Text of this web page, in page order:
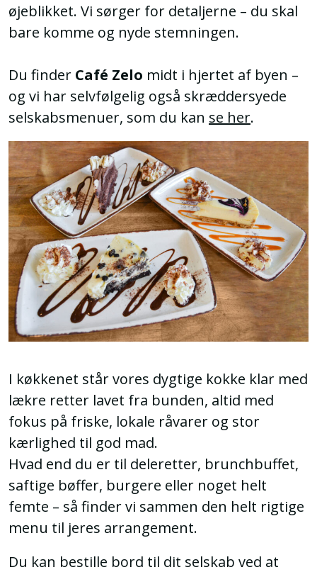
øjeblikket. Vi sørger for detaljerne – du skal
bare komme og nyde stemningen.
Du finder Café Zelo midt i hjertet af byen –
og vi har selvfølgelig også skræddersyede
selskabsmenuer, som du kan se her.
I køkkenet står vores dygtige kokke klar med
lækre retter lavet fra bunden, altid med
fokus på friske, lokale råvarer og stor
kærlighed til god mad.
Hvad end du er til deleret­ter, brunchbuffet,
saftige bøffer, burgere eller noget helt
femte – så finder vi sammen den helt rigtige
menu til jeres arrangement.
Du kan bestille bord til dit selskab ved at